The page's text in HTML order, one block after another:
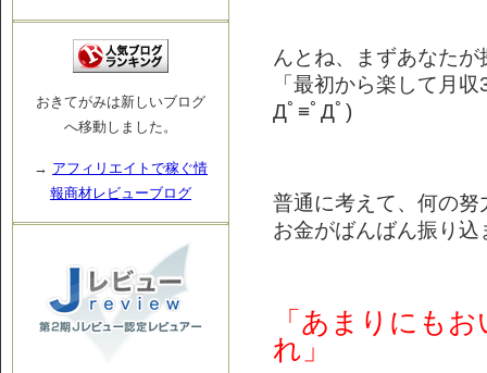
んとね、まずあなた
「最初から楽して月
Дﾟ≡ﾟДﾟ)
普通に考えて、何の
お金がばんばん振り
「あまりにも
れ」
おきてがみは新しいブログ
へ移動しました。
→ アフィリエイトで稼ぐ情
報商材レビューブログ